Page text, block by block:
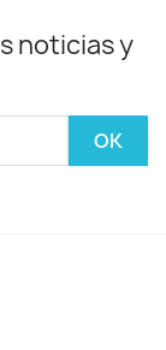
noticias y